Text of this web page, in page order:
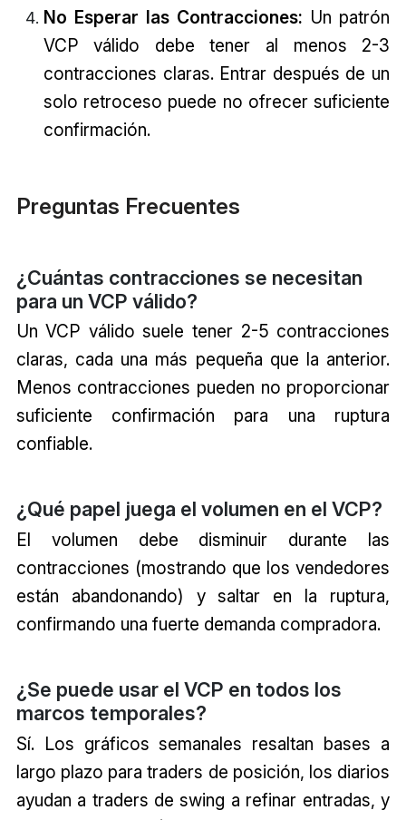
No Esperar las Contracciones: Un patrón
VCP válido debe tener al menos 2-3
contracciones claras. Entrar después de un
solo retroceso puede no ofrecer suficiente
confirmación.
Preguntas Frecuentes
¿Cuántas contracciones se necesitan
para un VCP válido?
Un VCP válido suele tener 2-5 contracciones
claras, cada una más pequeña que la anterior.
Menos contracciones pueden no proporcionar
suficiente confirmación para una ruptura
confiable.
¿Qué papel juega el volumen en el VCP?
El volumen debe disminuir durante las
contracciones (mostrando que los vendedores
están abandonando) y saltar en la ruptura,
confirmando una fuerte demanda compradora.
¿Se puede usar el VCP en todos los
marcos temporales?
Sí. Los gráficos semanales resaltan bases a
largo plazo para traders de posición, los diarios
ayudan a traders de swing a refinar entradas, y